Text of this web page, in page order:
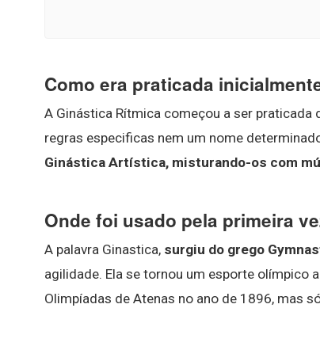
Como era praticada
A Ginástica Rítmica começou a ser praticada
regras especificas nem um nome
Ginástica Artística, misturando-os com
Onde foi usado pela primeira
A palavra Ginastica, surgiu do grego
agilidade. Ela se tornou um esporte olímpico
Olimpíadas de Atenas no ano de 1896, mas